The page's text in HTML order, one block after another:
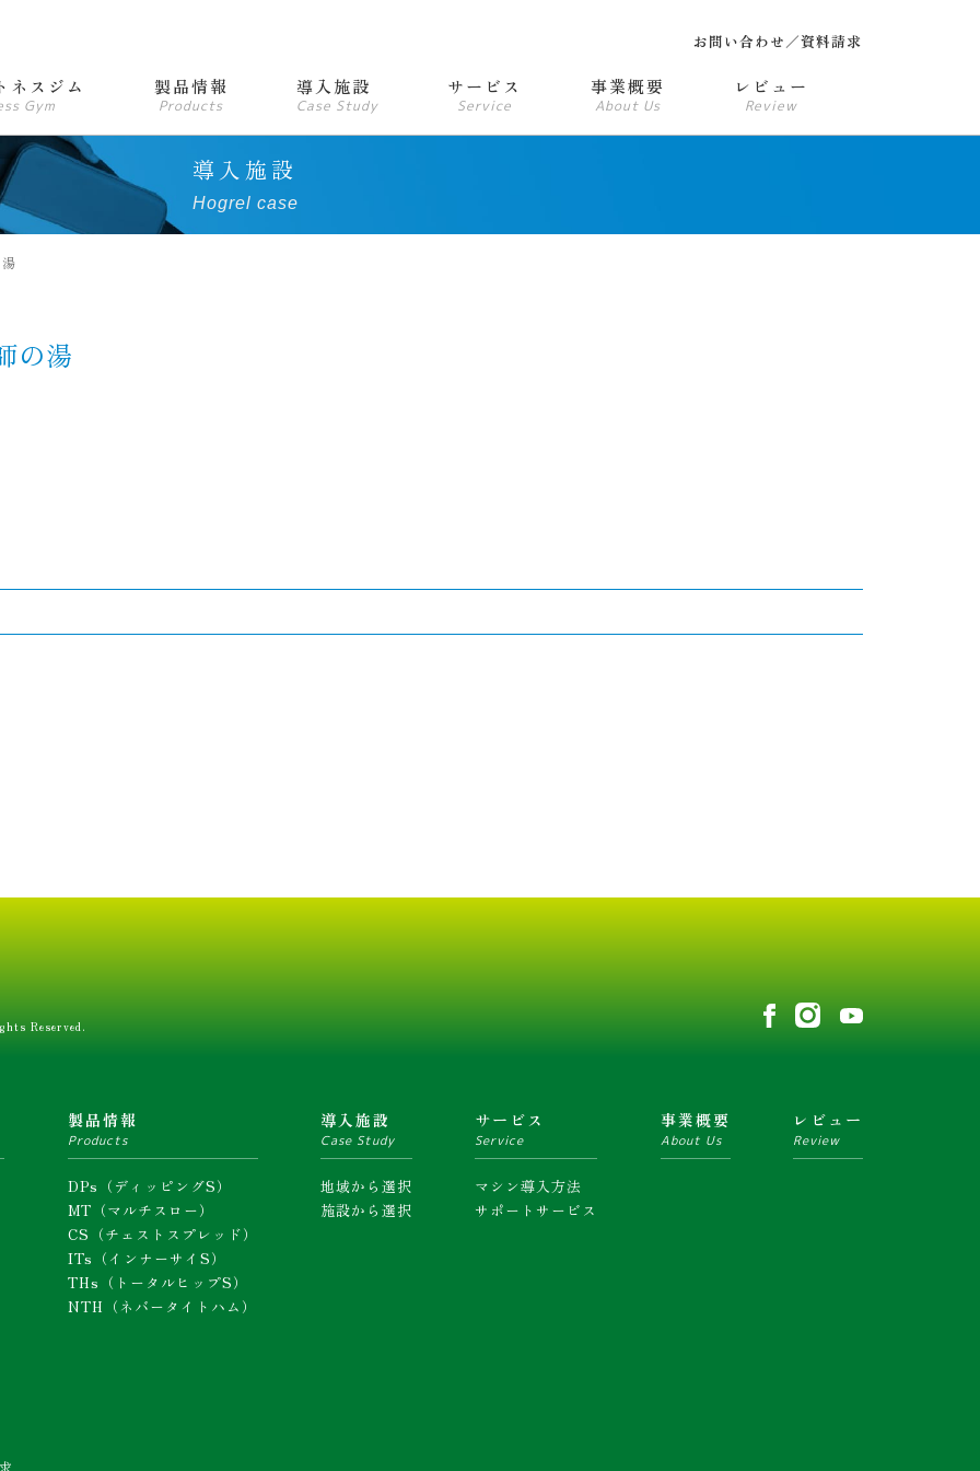
お問い合わせ／資料請求
ネスジム
Gym
製品情報
Products
導入施設
Case Study
サービス
Service
事業概要
About Us
レビュー
Review
導入施設
Hogrel case
の湯
Reserved.
製品情報
Products
DPs（ディッピングS）
MT（マルチスロー）
CS（チェストスプレッド）
ITs（インナーサイS）
THs（トータルヒップS）
NTH（ネバータイトハム）
導入施設
Case Study
地域から選択
施設から選択
サービス
Service
マシン導入方法
サポートサービス
事業概要
About Us
レビュー
Review